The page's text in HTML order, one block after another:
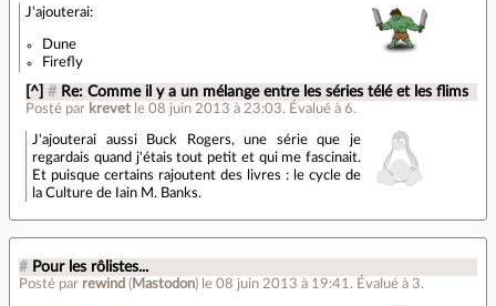
J'ajouterai:
Dune
Firefly
[^] # Re: Comme il y a un mélange entre les séries télé et les flims
Posté par krevet le 08 juin 2013 à 23:03. Évalué à6.
J'ajouterai aussi Buck Rogers, une série que je
regardais quand j'étais tout petit et qui me fascinait.
Et puisque certains rajoutent des livres : le cycle de
la Culture de Iain M. Banks.
# Pour les rôlistes...
Posté par rewind ( Mastodon) le 08 juin 2013 à 19:41 . Évalué à 3.